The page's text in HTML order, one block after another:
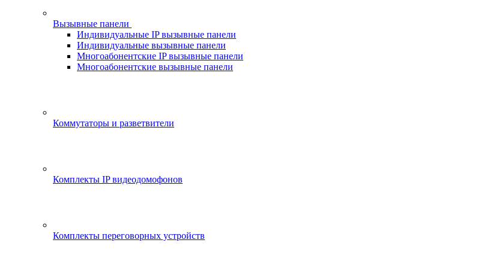
Вызывные панели
Индивидуальные IP вызывные панели
Индивидуальные вызывные панели
Многоабонентские IP вызывные панели
Многоабонентские вызывные панели
Коммутаторы и разветвители
Комплекты IP видеодомофонов
Комплекты переговорных устройств